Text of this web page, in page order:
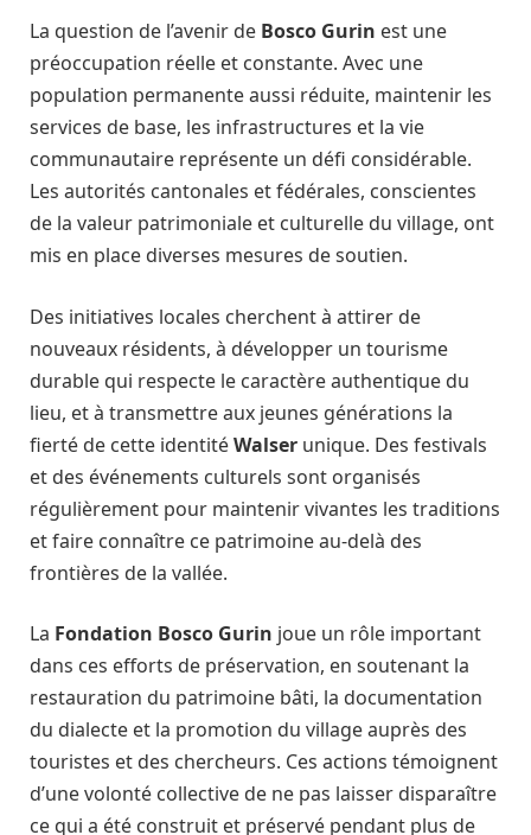
La question de l’avenir de Bosco Gurin est une
préoccupation réelle et constante. Avec une
population permanente aussi réduite, maintenir les
services de base, les infrastructures et la vie
communautaire représente un défi considérable.
Les autorités cantonales et fédérales, conscientes
de la valeur patrimoniale et culturelle du village, ont
mis en place diverses mesures de soutien.
Des initiatives locales cherchent à attirer de
nouveaux résidents, à développer un tourisme
durable qui respecte le caractère authentique du
lieu, et à transmettre aux jeunes générations la
fierté de cette identitéWalser unique. Des festivals
et des événements culturels sont organisés
régulièrement pour maintenir vivantes les traditions
et faire connaître ce patrimoine au-delà des
frontières de la vallée.
La Fondation Bosco Gurin joue un rôle important
dans ces efforts de préservation, en soutenant la
restauration du patrimoine bâti, la documentation
du dialecte et la promotion du village auprès des
touristes et des chercheurs. Ces actions témoignent
d’une volonté collective de ne pas laisser disparaître
ce qui a été construit et préservé pendant plus de